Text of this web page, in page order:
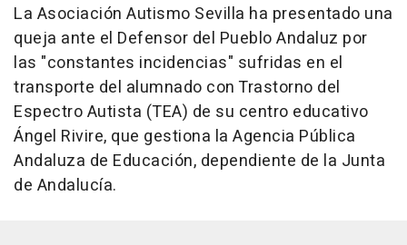
La Asociación Autismo Sevilla ha presentado una
queja ante el Defensor del Pueblo Andaluz por
las "constantes incidencias" sufridas en el
transporte del alumnado con Trastorno del
Espectro Autista (TEA) de su centro educativo
Ángel Rivire, que gestiona la Agencia Pública
Andaluza de Educación, dependiente de la Junta
de Andalucía.